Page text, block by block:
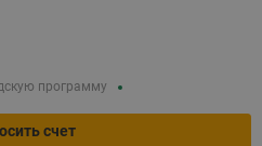
программу
счет